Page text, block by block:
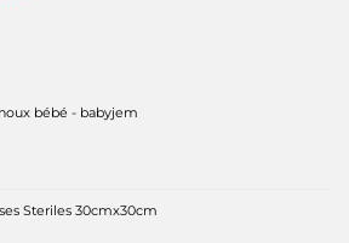
bébé - babyjem
Steriles 30cmx30cm